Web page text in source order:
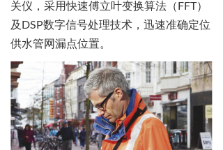
关仪，采用快速傅立叶变换算法（ FFT）
及 DSP数字信号处理技术，迅速准确定位
供水管网漏点位置。